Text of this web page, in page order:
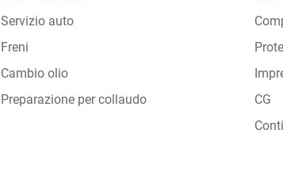
Servizio auto
Freni
Cambio olio
Preparazione per collaudo
CG